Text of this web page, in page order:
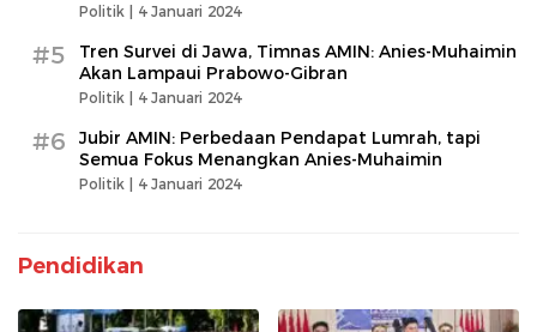
Politik | 4 Januari 2024
#5
Tren Survei di Jawa, Timnas AMIN: Anies-Muhaimin
Akan Lampaui Prabowo-Gibran
Politik | 4 Januari 2024
#6
Jubir AMIN: Perbedaan Pendapat Lumrah, tapi
Semua Fokus Menangkan Anies-Muhaimin
Politik | 4 Januari 2024
Pendidikan